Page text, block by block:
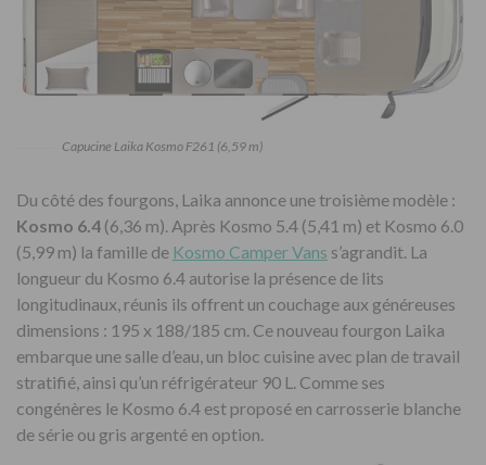
Capucine Laika Kosmo F261 (6,59 m)
Du côté des fourgons, Laika annonce une troisième modèle :
Kosmo 6.4 (6,36 m). Après Kosmo 5.4 (5,41 m) et Kosmo 6.0
(5,99 m) la famille de Kosmo Camper Vans s’agrandit. La
longueur du Kosmo 6.4 autorise la présence de lits
longitudinaux, réunis ils offrent un couchage aux généreuses
dimensions : 195 x 188/185 cm. Ce nouveau fourgon Laika
embarque une salle d’eau, un bloc cuisine avec plan de travail
stratifié, ainsi qu’un réfrigérateur 90 L. Comme ses
congénères le Kosmo 6.4 est proposé en carrosserie blanche
de série ou gris argenté en option.